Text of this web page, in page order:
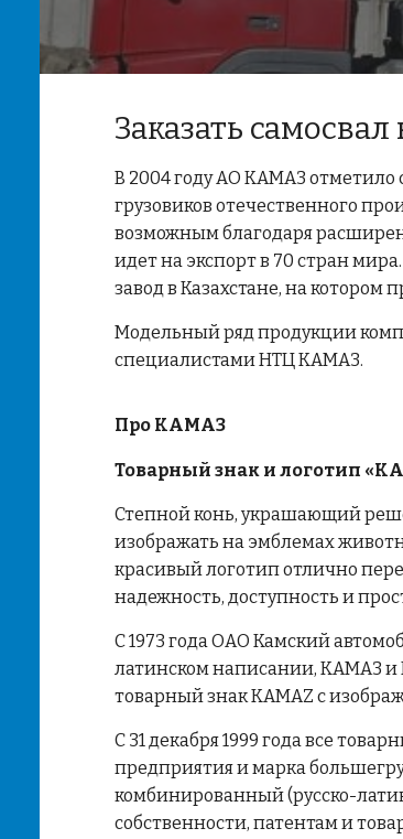
Заказать
В 2004 году АО КАМАЗ отметило
грузовиков отечественного
возможным благодаря
идет на экспорт в 70 стран
завод в Казахстане, на котором
Модельный ряд продукции
специалистами НТЦ КАМАЗ.
Про КАМАЗ
Товарный знак и логотип
Степной конь, украшающий
изображать на эмблемах
красивый логотип отлично
надежность, доступность и
С 1973 года ОАО Камский
латинском написании, КАМАЗ и
товарный знак КАМАZ с
С 31 декабря 1999 года все
предприятия и марка
комбинированный (русско-
собственности, патентам и